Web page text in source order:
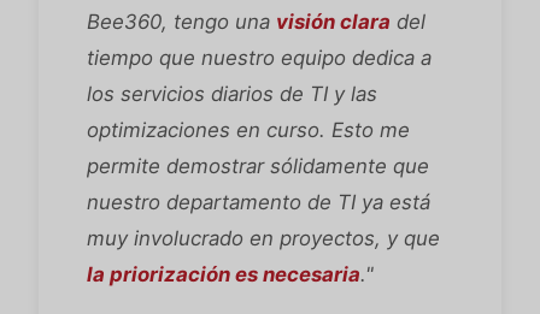
Bee360, tengo una visión clara del
tiempo que nuestro equipo dedica a
los servicios diarios de TI y las
optimizaciones en curso. Esto me
permite demostrar sólidamente que
nuestro departamento de TI ya está
muy involucrado en proyectos, y que
la priorización es necesaria."